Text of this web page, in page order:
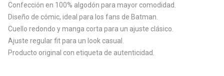
Confección en 100% algodón para mayor comodidad.
Diseño de cómic, ideal para los fans de Batman.
Cuello redondo y manga corta para un ajuste clásico.
Ajuste regular fit para un look casual.
Producto original con etiqueta de autenticidad.